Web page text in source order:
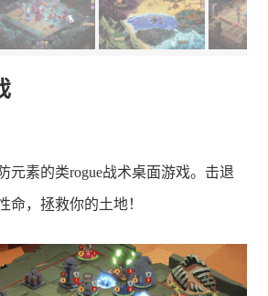
元素的类rogue战术桌面游戏。击退
命，拯救你的土地！